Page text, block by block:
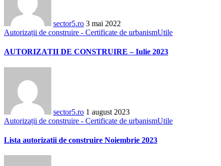
sector5.ro 3 mai 2022
Autorizații de construire - Certificate de urbanismUtile
AUTORIZAȚII DE CONSTRUIRE – Iulie 2023
sector5.ro 1 august 2023
Autorizații de construire - Certificate de urbanismUtile
Lista autorizatii de construire Noiembrie 2023